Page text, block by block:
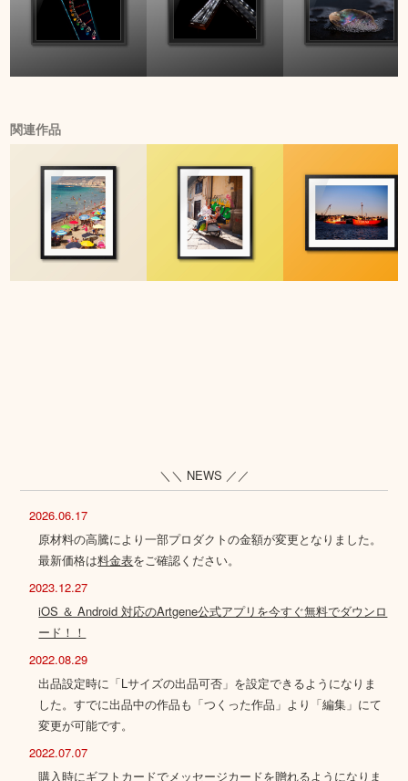
関連作品
＼＼ NEWS ／／
2026.06.17
原材料の高騰により一部プロダクトの金額が変更となりました。
最新価格は料金表をご確認ください。
2023.12.27
iOS ＆ Android 対応のArtgene公式アプリを今すぐ無料でダウンロ
ード！！
2022.08.29
出品設定時に「Lサイズの出品可否」を設定できるようになりま
した。すでに出品中の作品も「つくった作品」より「編集」にて
変更が可能です。
2022.07.07
購入時にギフトカードでメッセージカードを贈れるようになりま